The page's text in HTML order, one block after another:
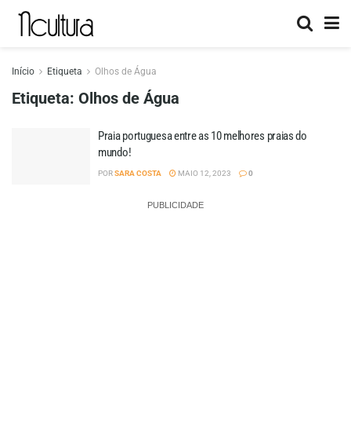
Início Etiqueta Olhos de Água
Etiqueta: Olhos de Água
Praia portuguesa entre as 10 melhores praias do
mundo!
PORSARA COSTA MAIO 12, 2023 0
PUBLICIDADE